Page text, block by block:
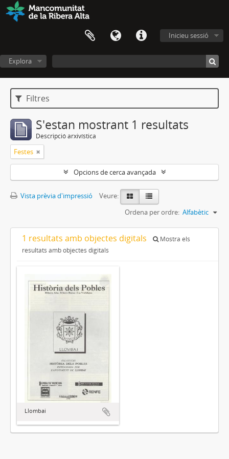
Inicieu sessió
Explora
Filtres
S'estan mostrant 1 resultats
Descripció arxivística
Festes
Opcions de cerca avançada
Vista prèvia d'impressió
Veure:
Ordena per ordre: Alfabètic
1 resultats amb objectes digitals
Mostra els
resultats amb objectes digitals
Llombai